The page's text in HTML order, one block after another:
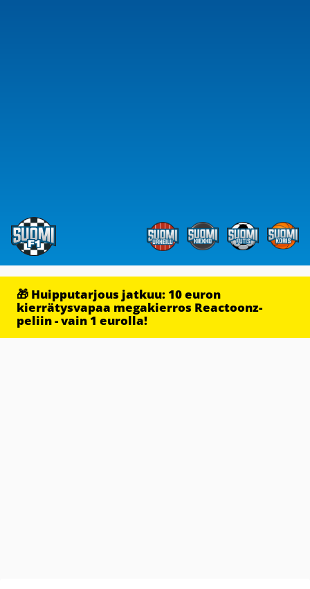
🎁 Huipputarjous jatkuu: 10 euron
kierrätysvapaa megakierros Reactoonz-
peliin - vain 1 eurolla!